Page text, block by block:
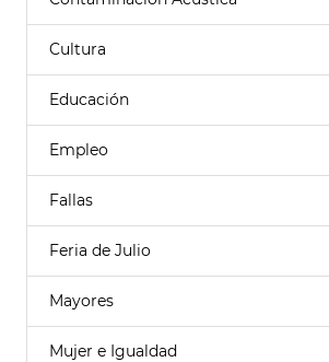
Cultura
Educación
Empleo
Fallas
Feria de Julio
Mayores
Mujer e Igualdad